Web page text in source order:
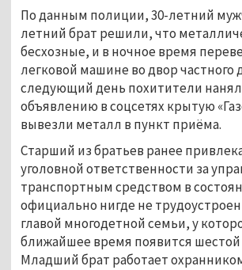
По данным полиции, 30-летний
летний брат решили, что
бесхозные, и в ночное время
легковой машине во двор частного
следующий день похитители
объявлению в соцсетях крытую
вывезли металл в пункт приёма.
Старший из братьев ранее
уголовной ответственности за
транспортным средством в
официально нигде не
главой многодетной семьи, у
ближайшее время появится шестой
Младший брат работает